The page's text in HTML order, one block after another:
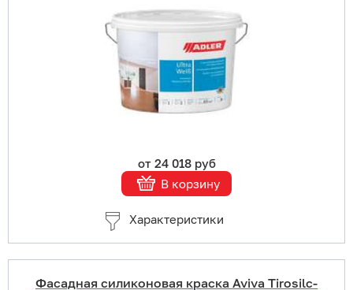
от 24 018 руб
В корзину
Характеристики
В корзину
Подробнее
Фасадная силиконовая краска Aviva Tirosilc-